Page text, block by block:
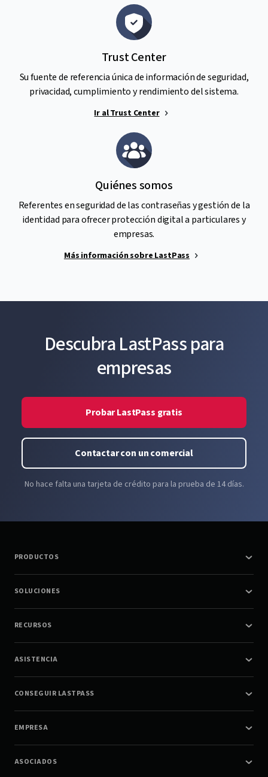
Trust Center
Su fuente de referencia única de información de seguridad,
privacidad, cumplimiento y rendimiento del sistema.
Ir al Trust Center
Quiénes somos
Referentes en seguridad de las contraseñas y gestión de la
identidad para ofrecer protección digital a particulares y
empresas.
Más información sobre LastPass
Descubra LastPass para
empresas
Probar LastPass gratis
Contactar con un comercial
No hace falta una tarjeta de crédito para la prueba de 14 días.
PRODUCTOS
SOLUCIONES
RECURSOS
ASISTENCIA
CONSEGUIR LASTPASS
EMPRESA
ASOCIADOS